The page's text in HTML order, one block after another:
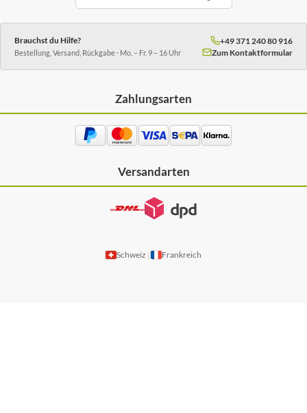
Brauchst du Hilfe?
Bestellung, Versand, Rückgabe · Mo. – Fr. 9 – 16 Uhr
+49 371 240 80 916
Zum Kontaktformular
Zahlungsarten
Versandarten
Schweiz | Frankreich